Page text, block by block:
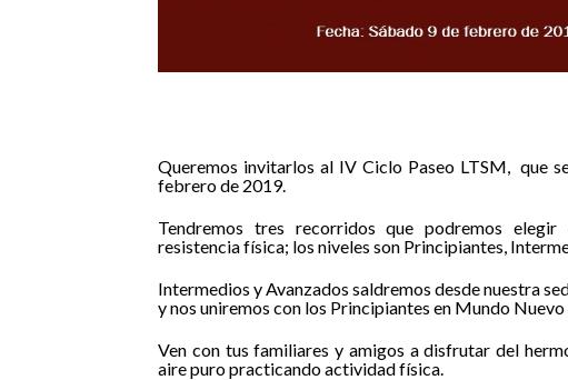
Queremos invitarlos al IV Ciclo Paseo LTSM, que
febrero de 2019.
Tendremos tres recorridos que podremos elegir
resistencia física; los niveles son Principiantes,
Intermedios y Avanzados saldremos desde nuestra
y nos uniremos con los Principiantes en Mundo Nuevo
Ven con tus familiares y amigos a disfrutar del
aire puro practicando actividad física.